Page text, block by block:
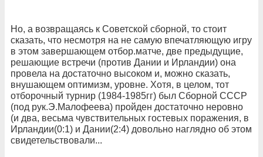
Но, а возвращаясь к Советской сборной, то стоит
сказать, что несмотря на не самую впечатляющую игру
в этом завершающем отбор.матче, две предыдущие,
решающие встречи (против Дании и Ирландии) она
провела на достаточно высоком и, можно сказать,
внушающем оптимизм, уровне. Хотя, в целом, тот
отборочный турнир (1984-1985гг) был Сборной СССР
(под рук.Э.Малофеева) пройден достаточно неровно
(и два, весьма чувствительных гостевых поражения, в
Ирландии(0:1) и Дании(2:4) довольно наглядно об этом
свидетельствовали...